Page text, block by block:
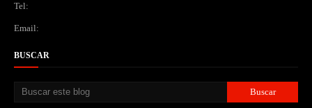
Tel:
Email:
BUSCAR